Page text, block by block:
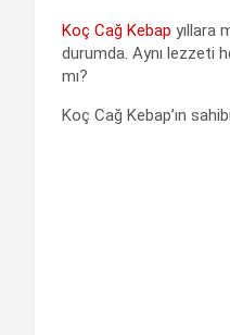
Koç Cağ Kebap yıllara
durumda. Aynı lezzeti
mı?
Koç Cağ Kebap’ın